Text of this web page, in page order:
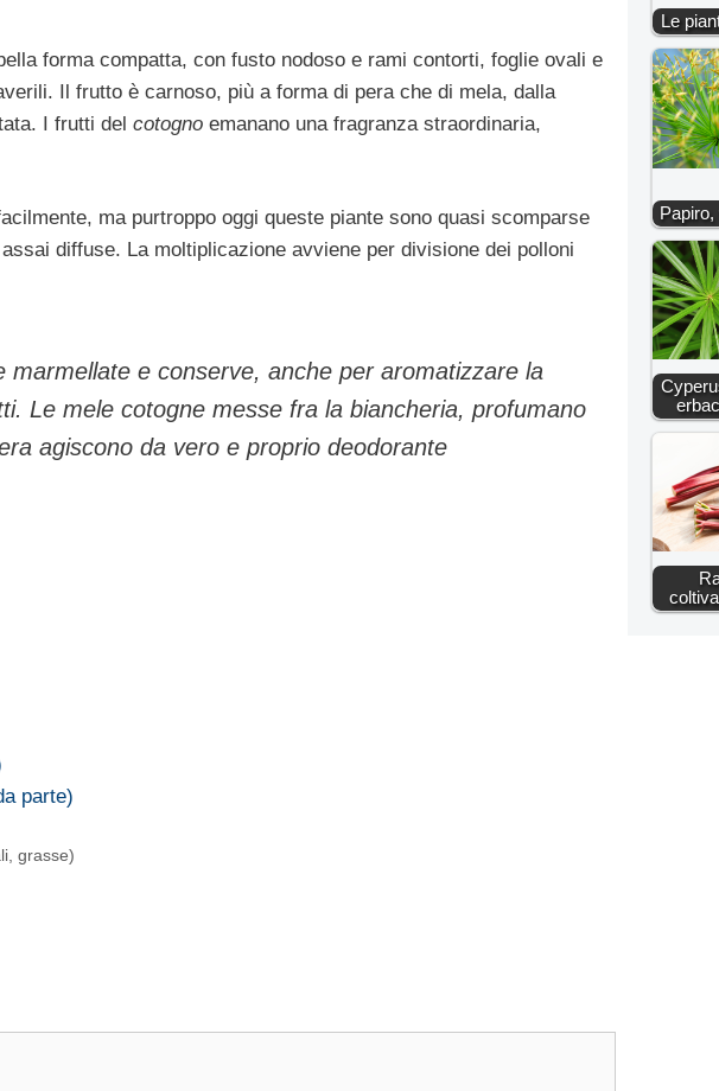
forma compatta, con fusto nodoso e rami contorti, foglie ovali e
Il frutto è carnoso, più a forma di pera che di mela, dalla
I frutti del cotogno emanano una fragranza straordina­ria,
ma pur­troppo oggi queste piante sono quasi scom­parse
diffuse. La moltiplicazione avviene per divisione dei polloni
e conserve, anche per aromatizzare la
Le mele cotogne messe fra la biancheria, profumano
agiscono da vero e proprio deodo­rante
parte)
grasse)
Le